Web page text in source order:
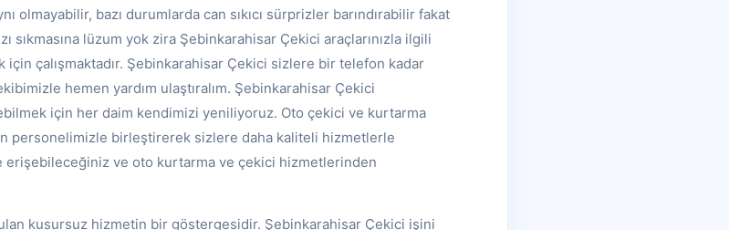
olmayabilir, bazı durumlarda can sıkıcı sürprizler barındırabilir fakat
sıkmasına lüzum yok zira Şebinkarahisar Çekici araçlarınızla ilgili
çalışmaktadır. Şebinkarahisar Çekici sizlere bir telefon kadar
hemen yardım ulaştıralım. Şebinkarahisar Çekici
için her daim kendimizi yeniliyoruz. Oto çekici ve kurtarma
personelimizle birleştirerek sizlere daha kaliteli hizmetlerle
erişebileceğiniz ve oto kurtarma ve çekici hizmetlerinden
kusursuz hizmetin bir göstergesidir. Şebinkarahisar Çekici işini